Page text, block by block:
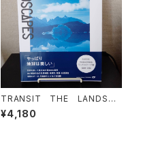
TRANSIT THE LANDSCA
PES
¥4,180